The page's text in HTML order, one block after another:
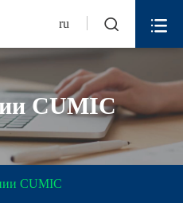
ru  
CUMIC
CUMIC